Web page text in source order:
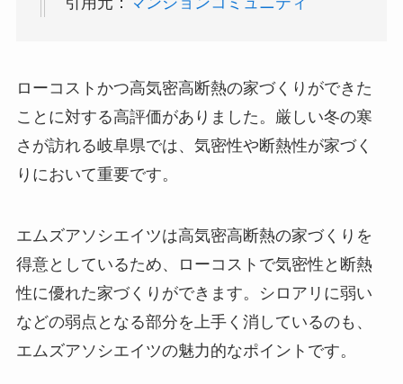
ローコストかつ高気密高断熱の家づくりができた
ことに対する高評価がありました。厳しい冬の寒
さが訪れる岐阜県では、気密性や断熱性が家づく
りにおいて重要です。
エムズアソシエイツは高気密高断熱の家づくりを
得意としているため、ローコストで気密性と断熱
性に優れた家づくりができます。シロアリに弱い
などの弱点となる部分を上手く消しているのも、
エムズアソシエイツの魅力的なポイントです。